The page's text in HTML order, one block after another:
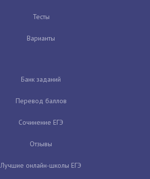
Тесты
Варианты
Банк заданий
Перевод баллов
Сочинение ЕГЭ
Отзывы
Лучшие онлайн-школы ЕГЭ